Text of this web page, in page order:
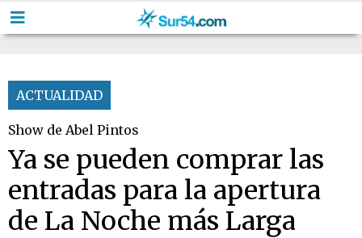
ACTUALIDAD
Show de Abel Pintos
Ya se pueden comprar las
entradas para la apertura
de La Noche más Larga